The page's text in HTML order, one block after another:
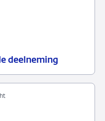
deelneming